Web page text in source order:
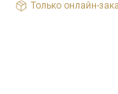
Только онлайн-